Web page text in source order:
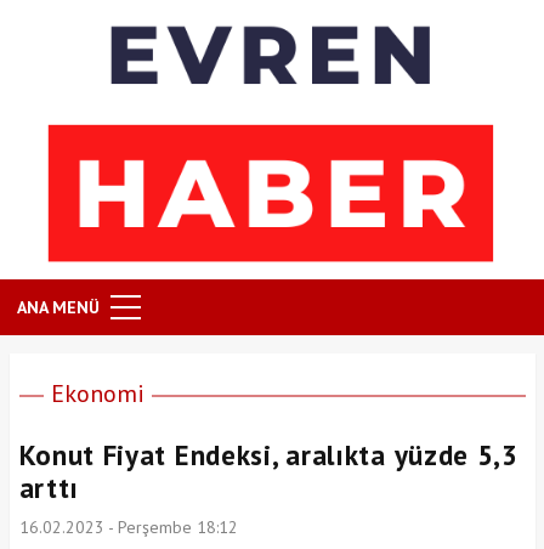
ANA MENÜ
Ekonomi
Konut Fiyat Endeksi, aralıkta yüzde 5,3
arttı
16.02.2023 - Perşembe 18:12